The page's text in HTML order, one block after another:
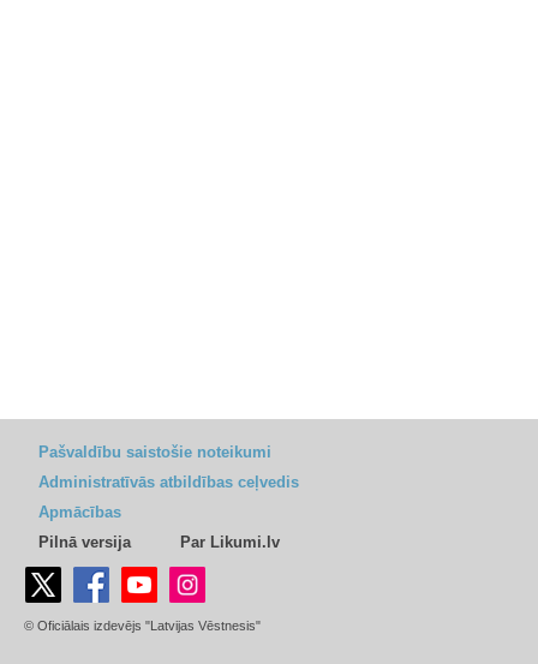
Pašvaldību saistošie noteikumi
Administratīvās atbildības ceļvedis
Apmācības
Pilnā versija
Par Likumi.lv
© Oficiālais izdevējs "Latvijas Vēstnesis"